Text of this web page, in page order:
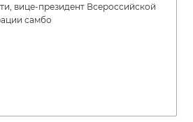
вице-президент Всероссийской
самбо